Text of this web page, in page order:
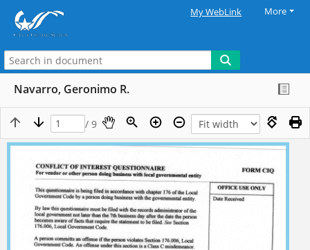
My WebLink More
Navarro, Geronimo R.
/ 9